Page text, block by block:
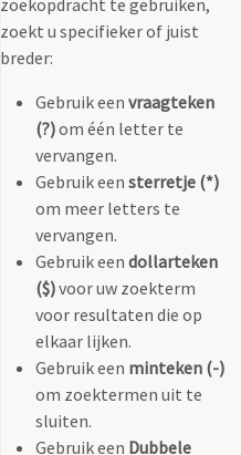
zoekt u specifieker of juist
breder:
Gebruik een vraagteken
(?)om één letter te
vervangen.
Gebruik een sterretje (*)
om meer letters te
vervangen.
Gebruik een dollarteken
($)voor uw zoekterm
voor resultaten die op
elkaar lijken.
Gebruik een minteken (-)
om zoektermen uit te
sluiten.
Gebruik een Dubbele